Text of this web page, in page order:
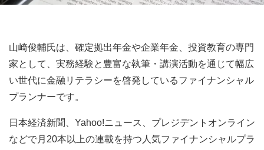
山崎俊輔氏は、確定拠出年金や企業年金、投資教育の専門
家として、実務経験と豊富な執筆・講演活動を通じて幅広
い世代に金融リテラシーを啓発しているファイナンシャル
プランナーです。
日本経済新聞、Yahoo!ニュース、プレジデントオンライン
などで月20本以上の連載を持つ人気ファイナンシャルプラ